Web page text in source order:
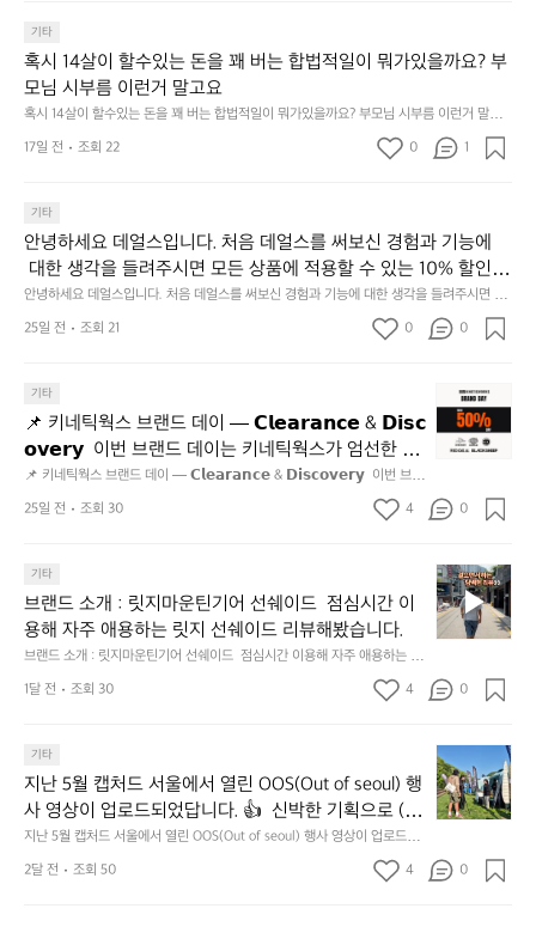
광
절
이
라
의
사
명
언
적
았
어
요
크
프
운
동
고,
재
미
지
고
통
닭
오
징
어
나
3.
동
해
앞
다
모
기타
혹시 14살이 할수있는 돈을 꽤 버는 합법적일이 뭐가있을까요? 부
모님 시부름 이런거 말고요
혹시 14살이 할수있는 돈을 꽤 버는 합법적일이 뭐가있을까요? 부모님 시부름 이런거 말고
17일 전
조회 22 0 1
기타
안녕하세요 데얼스입니다. 처음 데얼스를 써보신 경험과 기능에
대한 생각을 들려주시면 모든 상품에 적용할 수 있는 10% 할인
쿠폰을 드립니다.  1분이면 끝낼 수 있으니 참여하시고 혜택받아
가세요 :)  하기의 링크 클릭 후 작성하시면 됩니다. https://docs.g
oogle.com/forms/d/e/1FAIpQLSfSU5C-euRse0uUKR3Rp1ibf1aC
안녕하세요 데얼스입니다. 처음 데얼스를 써보신 경험과 기능에 대한 생각을 들려주시면 모
든 상품에 적용할 수 있는 10% 할인 쿠폰을 드립니다.  1분이면 끝낼 수 있으니 참여하시고
혜택받아가세요 :)  하기의 링크 클릭 후 작성하시면 됩니다. https://docs.google.com/for
25일 전 조회 21 0 0
기타
📌 키네틱웍스 브랜드 데이 — 𝗖𝗹𝗲𝗮𝗿𝗮𝗻𝗰𝗲 & 𝗗𝗶𝘀𝗰
𝗼𝘃𝗲𝗿𝘆  이번 브랜드 데이는 키네틱웍스가 엄선한 5
개 브랜드를 한 자리에서 만나는 클리어런스 기획전입
니다. - 카페 드 사이클리스트 - 릿지 마운틴 기어 - 써
클 스포츠웨어 - 블랙쉽 - 시티 컨트리 시티  옷장 속
워줄 발견을 지금 시작해 보세요. 👉 최대 ~𝟱𝟬% 𝗦𝗔
𝗟𝗘  지금 바로 홈 화면에서 ‘키네틱웍스 브랜드데이’를
눌러보세요!
📌 키네틱웍스 브랜드 데이 — 𝗖𝗹𝗲𝗮𝗿𝗮𝗻𝗰𝗲 & 𝗗𝗶𝘀𝗰𝗼𝘃𝗲𝗿𝘆  이번 브랜
드 데이는 키네틱웍스가 엄선한 5개 브랜드를 한 자리에서 만나는 클리어런
스 기획전입니다. - 카페 드 사이클리스트 - 릿지 마운틴 기어 - 써클 스포츠
𝗟𝗘  지금 바로 홈 화면에서 ‘키네틱웍스 브랜드데이’를 눌러보세요!
네
스
드
데
이
—
𝗹
𝗮
𝗿
𝗮
𝗻
𝗲
&
25일 전 조회 30 4 0
기타
브랜드 소개 : 릿지마운틴기어 선쉐이드  점심시간 이
용해 자주 애용하는 릿지 선쉐이드 리뷰해봤습니다.
브랜드 소개 : 릿지마운틴기어 선쉐이드  점심시간 이용해 자주 애용하는 릿
브
랜
드
소
:
마
운
틴
기
선
1달 전 조회 30 4 0
기타
지난 5월 캡처드 서울에서 열린 OOS(Out of seoul) 행
사 영상이 업로드되었답니다. 👍  신박한 기획으로 (당
신의 제품은 테무를 이길수 있습니까?) 부스 담당자들
을 인터뷰해봤습니다.  솔직한 이야기 가득한 영상으로
지난 5월 캡처드 서울에서 열린 OOS(Out of seoul) 행사 영상이 업로드되
었답니다. 👍  신박한 기획으로 (당신의 제품은 테무를 이길수 있습니까?)
부스 담당자들을 인터뷰해봤습니다.  솔직한 이야기 가득한 영상으로 만나
지
난
5
월
처
2달 전 조회 50 4 0